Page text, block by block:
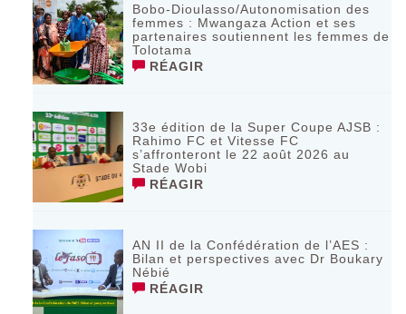
Bobo-Dioulasso/Autonomisation des
femmes : Mwangaza Action et ses
partenaires soutiennent les femmes de
Tolotama
RÉAGIR
33e édition de la Super Coupe AJSB :
Rahimo FC et Vitesse FC
s’affronteront le 22 août 2026 au
Stade Wobi
RÉAGIR
AN II de la Confédération de l’AES :
Bilan et perspectives avec Dr Boukary
Nébié
RÉAGIR